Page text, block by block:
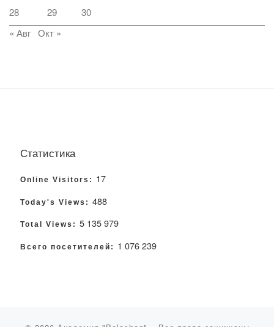
28 29
30
« Авг Окт »
Статистика
Online Visitors: 17
Today's Views: 488
Total Views: 5 135 979
Всего посетителей: 1 076 239